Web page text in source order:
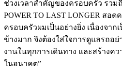
ช่วงเวลาสำคัญของครอบครัว รว
POWER TO LAST LONGER สอ
ครอบครัวผมเป็นอย่างยิ่ง เนื่องจา
ข้างมาก จึงต้องใส่ใจการดูแลรถอ
งานในทุกการเดินทาง และสร้างค
ในอนาคต”